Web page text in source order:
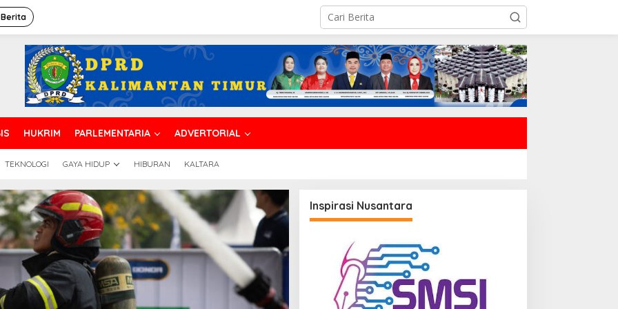
HUKRIM PARLEMENTARIA ADVERTORIAL
TEKNOLOGI GAYA HIDUP HIBURAN KALTARA
Inspirasi Nusantara